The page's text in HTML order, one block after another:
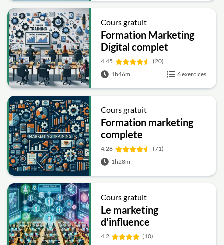
Cours gratuit
Formation Marketing
Digital complet
4.45
(20)
1h46m
6 exercices
Cours gratuit
Formation marketing
complete
4.28
(71)
1h28m
Cours gratuit
Le marketing
d'influence
4.2
(10)